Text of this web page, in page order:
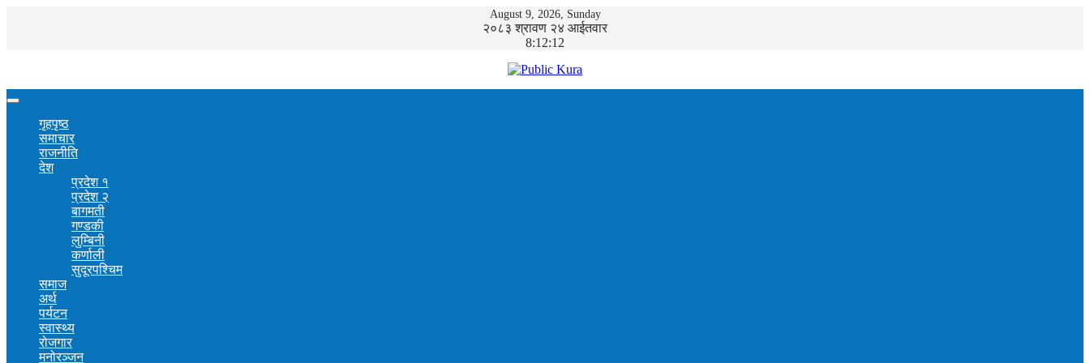
August 9, 2026, Sunday
२०८३ श्रावण २४ आईतवार
8:12:13
गृहपृष्ठ
समाचार
राजनीति
देश
प्रदेश १
प्रदेश २
बागमती
गण्डकी
लुम्बिनी
कर्णाली
सुदूरपश्चिम
समाज
अर्थ
पर्यटन
स्वास्थ्य
रोजगार
मनोरञ्जन